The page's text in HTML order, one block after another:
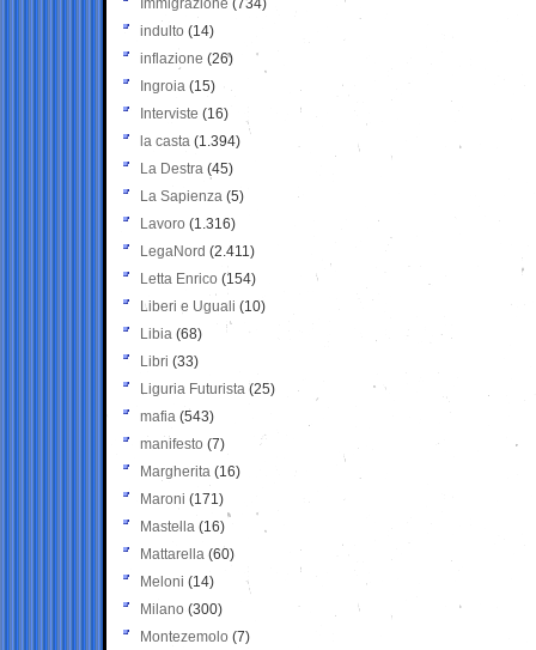
Immigrazione (734)
indulto (14)
inflazione (26)
Ingroia (15)
Interviste (16)
la casta (1.394)
La Destra (45)
La Sapienza (5)
Lavoro (1.316)
LegaNord (2.411)
Letta Enrico (154)
Liberi e Uguali (10)
Libia (68)
Libri (33)
Liguria Futurista (25)
mafia (543)
manifesto (7)
Margherita (16)
Maroni (171)
Mastella (16)
Mattarella (60)
Meloni (14)
Milano (300)
Montezemolo (7)